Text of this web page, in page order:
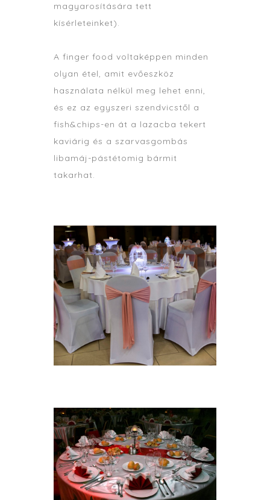
magyarosítására tett
kísérleteinket).
A finger food voltaképpen minden
olyan étel, amit evőeszköz
használata nélkül meg lehet enni,
és ez az egyszeri szendvicstől a
fish&chips-en át a lazacba tekert
kaviárig és a szarvasgombás
libamáj-pástétomig bármit
takarhat.